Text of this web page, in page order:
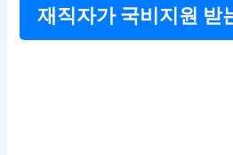
재직자가 국비지원 받